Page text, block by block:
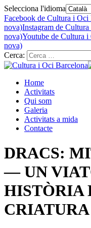
Selecciona l'idioma
Facebook de Cultura i Oci
nova)Instagram de
nova)Youtube de Cultura i
nova)
Cerca:
Home
Activitats
Qui som
Galeria
Activitats a mida
Contacte
DRACS:
— UN
HISTÒRIA